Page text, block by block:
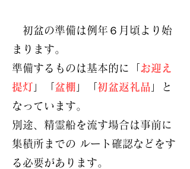
初盆の準備は例年６月頃より始
まります。
準備するものは基本的に「 お迎え
提灯 」「 盆棚 」「 初盆返礼品 」と
なっています。
別途、精霊船を流す場合は事前に
集積所までの ルート確認などをす
る必要があります。